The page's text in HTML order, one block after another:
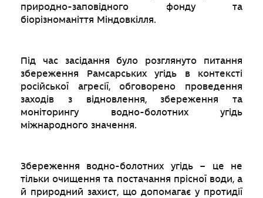
природно-заповідного фонду та
біорізноманіття Міндовкілля.
Під час засідання було розглянуто питання
збереження Рамсарських угідь в контексті
російської агресії, обговорено проведення
заходів з відновлення, збереження та
моніторингу водно-болотних угідь
міжнародного значення.
Збереження водно-болотних угідь – це не
тільки очищення та постачання прісної води, а
й природний захист, що допомагає у протидії